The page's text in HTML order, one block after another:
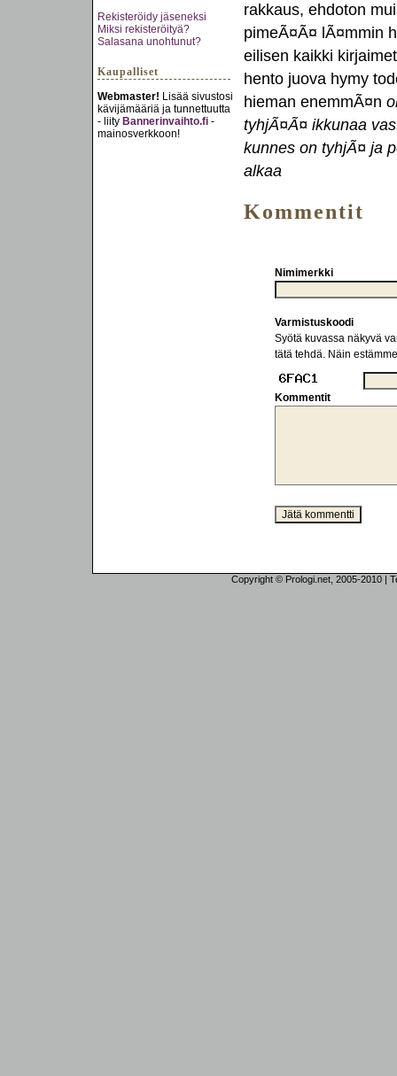
Rekisteröidy jäseneksi
Miksi rekisteröityä?
Salasana unohtunut?
Kaupalliset
Webmaster! Lisää sivustosi
kävijämääriä ja tunnettuutta
- liity Bannerinvaihto.fi -
mainosverkkoon!
rakkaus, ehdoton
pimeÃ¤Ã¤ lÃ¤mmin
eilisen kaikki
hento juova hymy
hieman enemmÃ¤n
tyhjÃ¤Ã¤ ikkunaa
kunnes on tyhjÃ¤ ja
alkaa
Kommentit
Nimimerkki
Varmistuskoodi
Syötä kuvassa näkyvä
tätä tehdä. Näin
Kommentit
Copyright © Prologi.net, 2005-2010 |